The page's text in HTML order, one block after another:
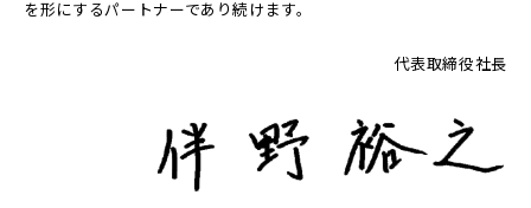
を形にするパートナーであり続けます。
代表取締役社長